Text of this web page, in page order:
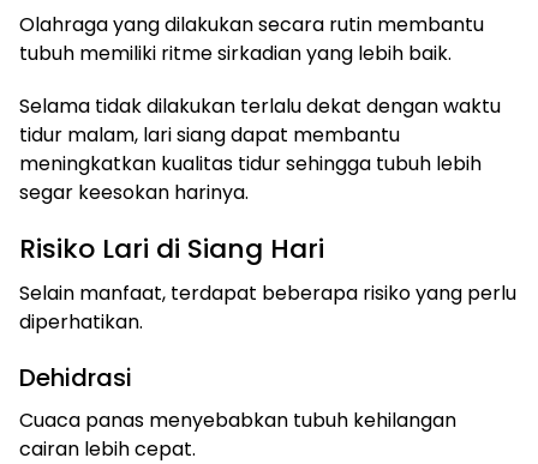
Olahraga yang dilakukan secara rutin membantu
tubuh memiliki ritme sirkadian yang lebih baik.
Selama tidak dilakukan terlalu dekat dengan waktu
tidur malam, lari siang dapat membantu
meningkatkan kualitas tidur sehingga tubuh lebih
segar keesokan harinya.
Risiko Lari di Siang Hari
Selain manfaat, terdapat beberapa risiko yang perlu
diperhatikan.
Dehidrasi
Cuaca panas menyebabkan tubuh kehilangan
cairan lebih cepat.